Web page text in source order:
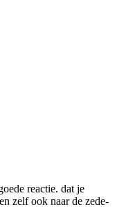
reactie. dat je
zelf ook naar de zede-